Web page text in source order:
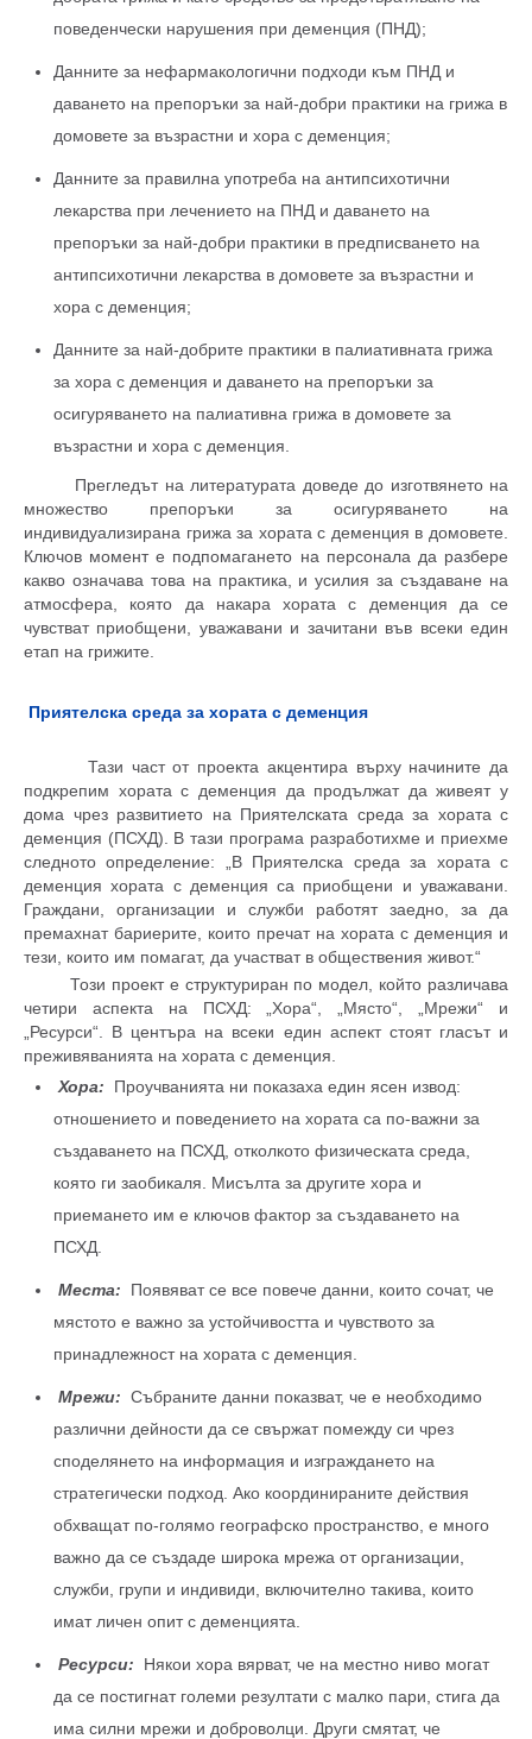
поведенчески нарушения при деменция (ПНД);
Данните за нефармакологични подходи към ПНД и
даването на препоръки за най-добри практики на грижа в
домовете за възрастни и хора с деменция;
Данните за правилна употреба на антипсихотични
лекарства при лечението на ПНД и даването на
препоръки за най-добри практики в предписването на
антипсихотични лекарства в домовете за възрастни и
хора с деменция;
Данните за най-добрите практики в палиативната грижа
за хора с деменция и даването на препоръки за
осигуряването на палиативна грижа в домовете за
възрастни и хора с деменция.
Прегледът на литературата доведе до изготвянето на
множество препоръки за осигуряването на
индивидуализирана грижа за хората с деменция в домовете.
Ключов момент е подпомагането на персонала да разбере
какво означава това на практика, и усилия за създаване на
атмосфера, която да накара хората с деменция да се
чувстват приобщени, уважавани и зачитани във всеки един
етап на грижите.
Приятелска среда за хората с деменция
Тази част от проекта акцентира върху начините да
подкрепим хората с деменция да продължат да живеят у
дома чрез развитието на Приятелската среда за хората с
деменция (ПСХД). В тази програма разработихме и приехме
следното определение: „В Приятелска среда за хората с
деменция хората с деменция са приобщени и уважавани.
Граждани, организации и служби работят заедно, за да
премахнат бариерите, които пречат на хората с деменция и
тези, които им помагат, да участват в обществения живот.“
Този проект е структуриран по модел, който различава
четири аспекта на ПСХД: „Хора“, „Място“, „Мрежи“ и
„Ресурси“. В центъра на всеки един аспект стоят гласът и
преживяванията на хората с деменция.
Хора: Проучванията ни показаха един ясен извод:
отношението и поведението на хората са по-важни за
създаването на ПСХД, отколкото физическата среда,
която ги заобикаля. Мисълта за другите хора и
приемането им е ключов фактор за създаването на
ПСХД.
Места: Появяват се все повече данни, които сочат, че
мястото е важно за устойчивостта и чувството за
принадлежност на хората с деменция.
Мрежи: Събраните данни показват, че е необходимо
различни дейности да се свържат помежду си чрез
споделянето на информация и изграждането на
стратегически подход. Ако координираните действия
обхващат по-голямо географско пространство, е много
важно да се създаде широка мрежа от организации,
служби, групи и индивиди, включително такива, които
имат личен опит с деменцията.
Ресурси: Някои хора вярват, че на местно ниво могат
да се постигнат големи резултати с малко пари, стига да
има силни мрежи и доброволци. Други смятат, че